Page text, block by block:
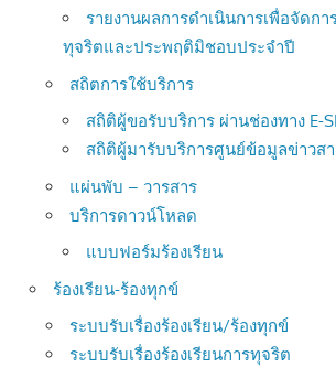
รายงานผลการดำเนินการเพื่อจัดกา
ทุจริตและประพฤติมิชอบประจำปี
สถิตการใช้บริการ
สถิติผู้ขอรับบริการ ผ่านช่องทาง E-
สถิติผู้มารับบริการศูนย์ข้อมูลข่าวส
แผ่นพับ – วารสาร
บริการดาวน์โหลด
แบบฟอร์มร้องเรียน
ร้องเรียน-ร้องทุกข์
ระบบรับเรื่องร้องเรียน/ร้องทุกข์
ระบบรับเรื่องร้องเรียนการทุจริต